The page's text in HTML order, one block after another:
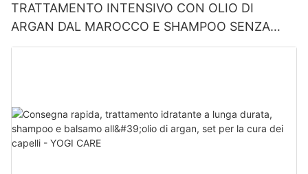
TRATTAMENTO INTENSIVO CON OLIO DI
ARGAN DAL MAROCCO E SHAMPOO SENZA
SOLFATI IN OFFERTA